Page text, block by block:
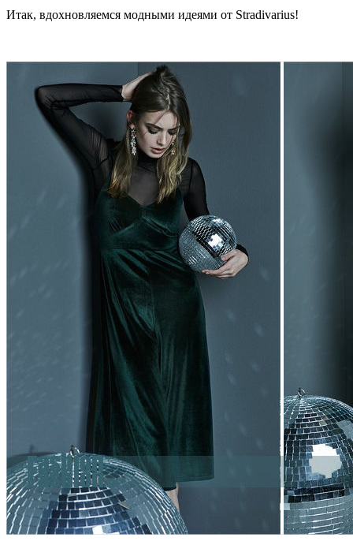
Итак, вдохновляемся модными идеями от Stradivarius!